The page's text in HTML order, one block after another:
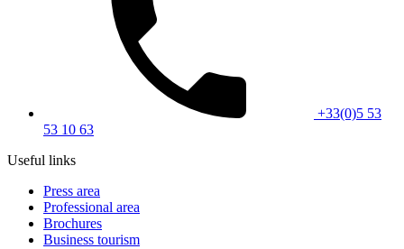
+33(0)5 53
53 10 63
Useful links
Press area
Professional area
Brochures
Business tourism